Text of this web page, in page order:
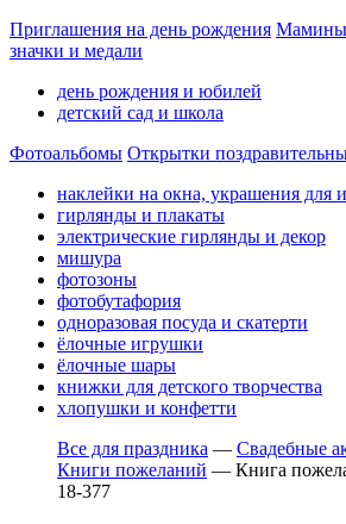
Приглашения на день рождения Мамины
значки и медали
день рождения и юбилей
детский сад и школа
Фотоальбомы Открытки
наклейки на окна, украшения для
гирлянды и плакаты
электрические гирлянды и декор
мишура
фотозоны
фотобутафория
одноразовая посуда и скатерти
ёлочные игрушки
ёлочные шары
книжки для детского творчества
хлопушки и конфетти
Все для праздника — Свадебные
Книги пожеланий — Книга
18-377